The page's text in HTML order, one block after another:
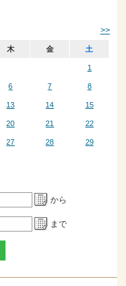
>>
木 金 土
1
6 7 8
13 14 15
20 21 22
27 28 29
から
まで